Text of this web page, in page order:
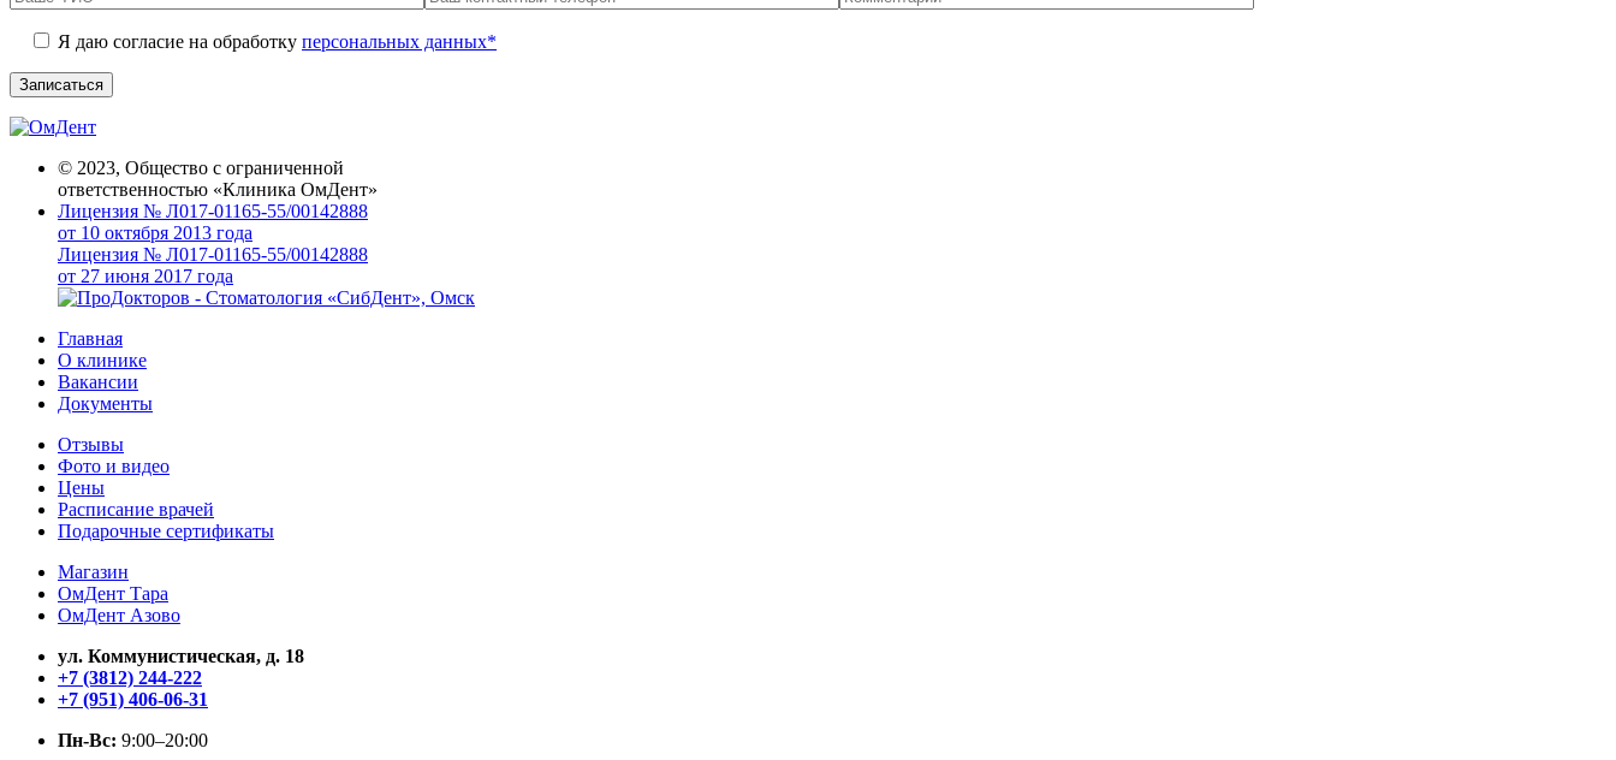
Я даю согласие на обработку персональных данных*
© 2023, Общество с ограниченной
ответственностью «Клиника ОмДент»
Лицензия № Л017-01165-55/00142888
от 10 октября 2013 года
Лицензия № Л017-01165-55/00142888
от 27 июня 2017 года
Главная
О клинике
Вакансии
Документы
Отзывы
Фото и видео
Цены
Расписание врачей
Подарочные сертификаты
Магазин
ОмДент Тара
ОмДент Азово
ул. Коммунистическая, д. 18
+7 (3812) 244-222
+7 (951) 406-06-31
Пн-Вс: 9:00–20:00